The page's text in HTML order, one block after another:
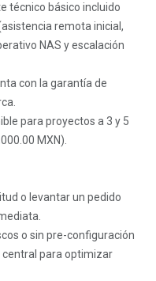
técnico básico incluido
remota inicial,
NAS y escalación
con la garantía de
para proyectos a 3 y 5
MXN).
o levantar un pedido
o sin pre-configuración
central para optimizar